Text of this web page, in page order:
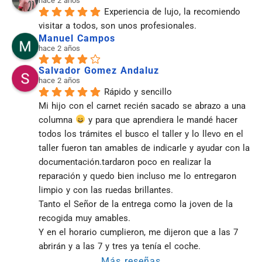
Experiencia de lujo, la recomiendo
visitar a todos, son unos profesionales.
Manuel Campos
hace 2 años
Salvador Gomez Andaluz
hace 2 años
Rápido y sencillo
Mi hijo con el carnet recién sacado se abrazo a una
columna
y para que aprendiera le mandé hacer
todos los trámites el busco el taller y lo llevo en el
taller fueron tan amables de indicarle y ayudar con la
documentación.tardaron poco en realizar la
reparación y quedo bien incluso me lo entregaron
limpio y con las ruedas brillantes.
Tanto el Señor de la entrega como la joven de la
recogida muy amables.
Y en el horario cumplieron, me dijeron que a las 7
abrirán y a las 7 y tres ya tenía el coche.